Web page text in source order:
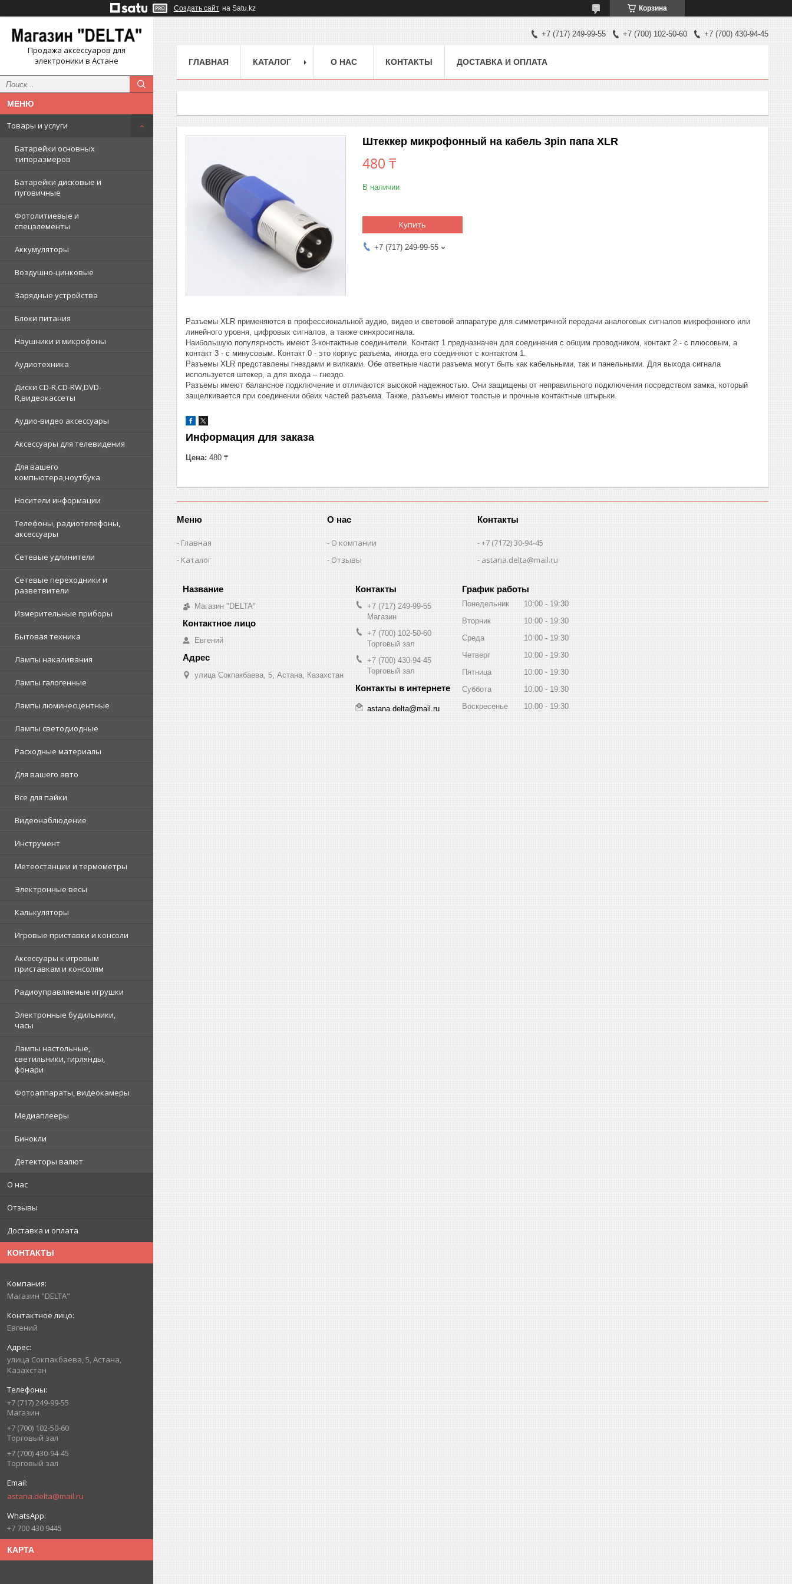
Создать сайт на Satu.kz Корзина
Продажа аксессуаров для
электроники в Астане
Товары и услуги
Батарейки основных
типоразмеров
Батарейки дисковые и
пуговичные
Фотолитиевые и
спецэлементы
Аккумуляторы
Воздушно-цинковые
Зарядные устройства
Блоки питания
Наушники и микрофоны
Аудиотехника
Диски CD-R,CD-RW,DVD-
R,видеокассеты
Аудио-видео аксессуары
Аксессуары для телевидения
Для вашего
компьютера,ноутбука
Носители информации
Телефоны, радиотелефоны,
аксессуары
Сетевые удлинители
Сетевые переходники и
разветвители
Измерительные приборы
Бытовая техника
Лампы накаливания
Лампы галогенные
Лампы люминесцентные
Лампы светодиодные
Расходные материалы
Для вашего авто
Все для пайки
Видеонаблюдение
Инструмент
Метеостанции и термометры
Электронные весы
Калькуляторы
Игровые приставки и консоли
Аксессуары к игровым
приставкам и консолям
Радиоуправляемые игрушки
Электронные будильники,
часы
Лампы настольные,
светильники, гирлянды,
фонари
Фотоаппараты, видеокамеры
Медиаплееры
Бинокли
Детекторы валют
О нас
Отзывы
Доставка и оплата
КОНТАКТЫ
Магазин "DELTA"
Евгений
улица Сокпакбаева, 5, Астана,
Казахстан
+7 (717) 249-99-55
Магазин
+7 (700) 102-50-60
Торговый зал
+7 (700) 430-94-45
Торговый зал
astana.delta@mail.ru
+7 700 430 9445
КАРТА
+7 (717) 249-99-55 +7 (700) 102-50-60 +7 (700) 430-94-45
ГЛАВНАЯ КАТАЛОГ О НАС КОНТАКТЫ ДОСТАВКА И ОПЛАТА
Штеккер микрофонный на кабель 3pin папа XLR
480 ₸
В наличии
Купить
+7 (717) 249-99-55
Разъемы XLR применяются в профессиональной аудио, видео и световой аппаратуре для симметричной передачи аналоговых сигналов микрофонного или
линейного уровня, цифровых сигналов, а также синхросигнала.
Наибольшую популярность имеют 3-контактные соединители. Контакт 1 предназначен для соединения с общим проводником, контакт 2 - с плюсовым, а
контакт 3 - с минусовым. Контакт 0 - это корпус разъема, иногда его соединяют с контактом 1.
Разъемы XLR представлены гнездами и вилками. Обе ответные части разъема могут быть как кабельными, так и панельными. Для выхода сигнала
используется штекер, а для входа – гнездо.
Разъемы имеют балансное подключение и отличаются высокой надежностью. Они защищены от неправильного подключения посредством замка, который
защелкивается при соединении обеих частей разъема. Также, разъемы имеют толстые и прочные контактные штырьки.
Информация для заказа
Цена: 480 ₸
Меню
Главная
Каталог
О нас
О компании
Отзывы
Контакты
+7 (7172) 30-94-45
astana.delta@mail.ru
Магазин "DELTA"
Евгений
улица Сокпакбаева, 5, Астана, Казахстан
+7 (717) 249-99-55
Магазин
+7 (700) 102-50-60
Торговый зал
+7 (700) 430-94-45
Торговый зал
astana.delta@mail.ru
График работы
Понедельник 10:00
19:30
Вторник
10:00
19:30
Среда
10:00
19:30
Четверг
10:00
19:30
Пятница
10:00
19:30
Суббота
10:00
19:30
Воскресенье
10:00 19:30